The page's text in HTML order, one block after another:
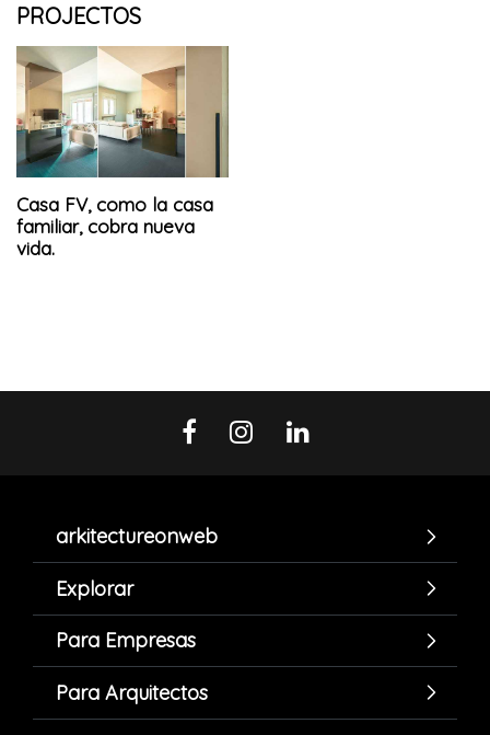
PROJECTOS
Casa FV, como la casa
familiar, cobra nueva
vida.
arkitectureonweb
Explorar
Para Empresas
Para Arquitectos